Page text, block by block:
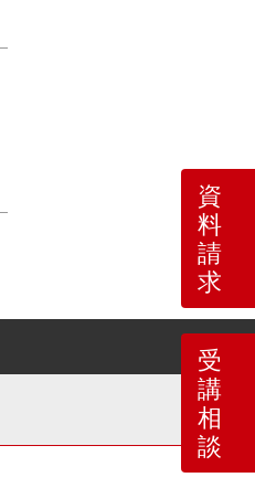
資
料
請
求
受
講
相
談